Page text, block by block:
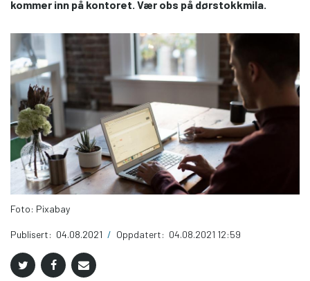
kommer inn på kontoret. Vær obs på dørstokkmila.
Foto: Pixabay
Publisert: 04.08.2021 / Oppdatert: 04.08.2021 12:59